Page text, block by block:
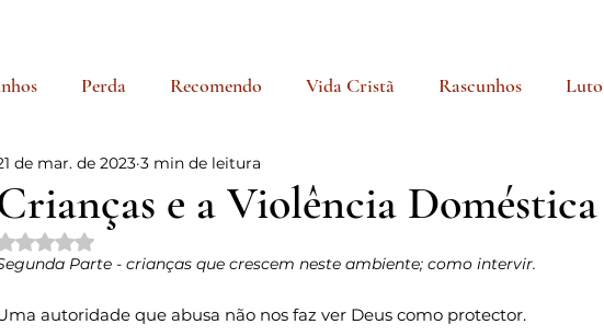
Perda Recomendo Vida Cristã Rascunhos Luto
Decisões Poesia
Vulnerabilidade Vida Testemunho Mulher
e a Violência Doméstica
de mar. de 2023 3 min de leitura
Avaliado com NaN de 5 estrelas.
Parte - crianças que crescem neste ambiente; como intervir.
autoridade que abusa não nos faz ver Deus como protector.